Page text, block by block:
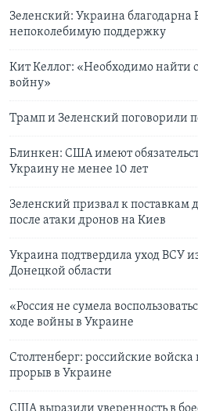
Зеленский: Украина благодарна
непоколебимую поддержку
Кит Келлог: «Необходимо найти
войну»
Трамп и Зеленский поговорили
Блинкен: США имеют
Украину не менее 10 лет
Зеленский призвал к поставкам
после атаки дронов на Киев
Украина подтвердила уход ВСУ
Донецкой области
«Россия не сумела
ходе войны в Украине
Столтенберг: российские
прорыв в Украине
США выразили уверенность в